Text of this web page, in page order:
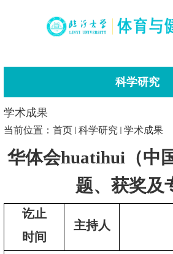
科学研究
学术成果
当前位置： 首页 科学研究 学术成果
华体会huatihui（中
题、 获奖及
讫止
时间
主持人